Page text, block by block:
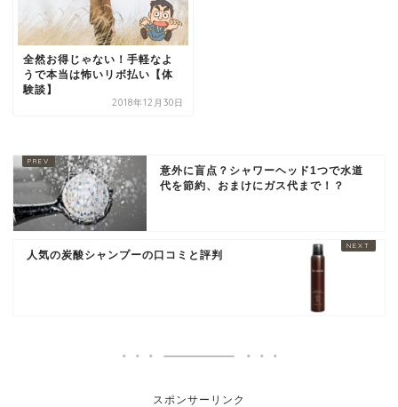
全然お得じゃない！手軽なよ
うで本当は怖いリボ払い【体
験談】
2018年12月30日
意外に盲点？シャワーヘッド1つで水道
代を節約、おまけにガス代まで！？
人気の炭酸シャンプーの口コミと評判
スポンサーリンク